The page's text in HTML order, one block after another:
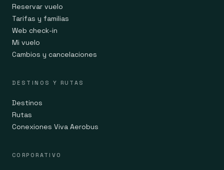
Reservar vuelo
Tarifas y familias
Web check-in
Mi vuelo
Cambios y cancelaciones
DESTINOS Y RUTAS
Destinos
Rutas
Conexiones Viva Aerobus
CORPORATIVO